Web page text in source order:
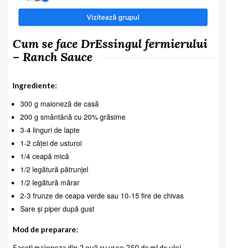
Cum se face DrEssingul fermierului
– Ranch Sauce
Ingrediente:
300 g maioneză de casă
200 g smântână cu 20% grăsime
3-4 linguri de lapte
1-2 căței de usturoi
1/4 ceapă mică
1/2 legătură pătrunjel
1/2 legătură mărar
2-3 frunze de ceapa verde sau 10-15 fire de chivas
Sare și piper după gust
Mod de preparare: